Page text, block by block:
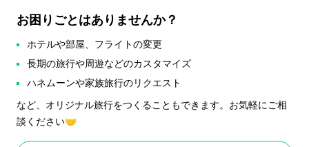
お困りごとはありませんか？
ホテルや部屋、フライトの変更
長期の旅行や周遊などのカスタマイズ
ハネムーンや家族旅行のリクエスト
など、オリジナル旅行をつくることもできます。お気軽にご相
談ください🤝